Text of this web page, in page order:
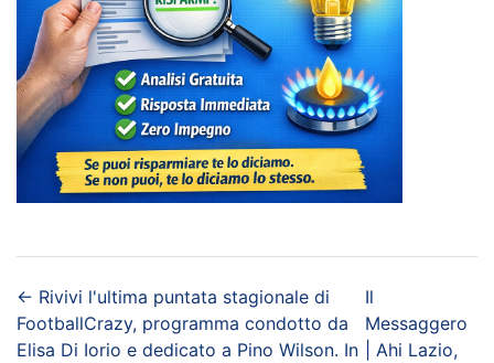
← Rivivi l'ultima puntata stagionale di
FootballCrazy, programma condotto da
Elisa Di Iorio e dedicato a Pino Wilson. In
Il
Messaggero
| Ahi Lazio,